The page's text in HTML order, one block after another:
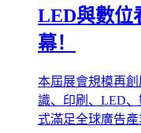
LED與數位
幕！
本屆展會規模再
識、印刷、LED
式滿足全球廣告